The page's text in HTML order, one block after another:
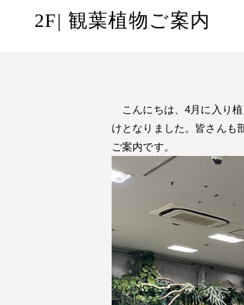
2F| 観葉植物ご案内
こんにちは、4月に入り植
けとなりました。皆さんも
ご案内です。